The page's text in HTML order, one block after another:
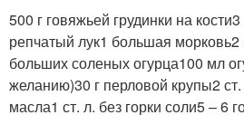
500 г говяжьей грудинки на
репчатый лук1 большая
больших соленых огурца100 мл
желанию)30 г перловой крупы2 ст.
масла1 ст. л. без горки соли5 – 6